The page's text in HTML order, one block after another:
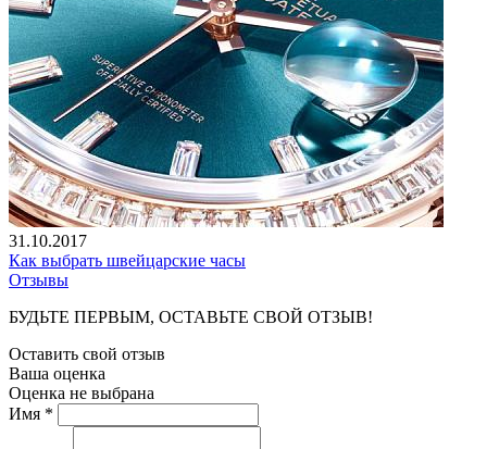
31.10.2017
Как выбрать швейцарские часы
Отзывы
БУДЬТЕ ПЕРВЫМ, ОСТАВЬТЕ СВОЙ ОТЗЫВ!
Оставить свой отзыв
Ваша оценка
Оценка не выбрана
Имя *